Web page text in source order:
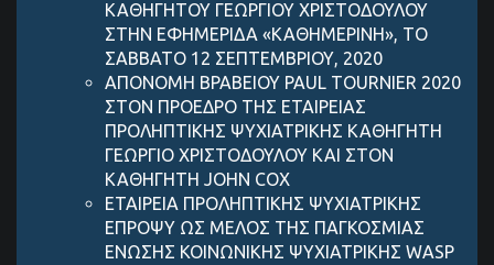
ΚΑΘΗΓΗΤΟΥ ΓΕΩΡΓΙΟΥ ΧΡΙΣΤΟΔΟΥΛΟΥ
ΣΤΗΝ ΕΦΗΜΕΡΙΔΑ «ΚΑΘΗΜΕΡΙΝΗ», ΤΟ
ΣΑΒΒΑΤΟ 12 ΣΕΠΤΕΜΒΡΙΟΥ, 2020
ΑΠΟΝΟΜΗ ΒΡΑΒΕΙΟΥ PAUL TOURNIER 2020
ΣΤΟΝ ΠΡΟΕΔΡΟ ΤΗΣ ΕΤΑΙΡΕΙΑΣ
ΠΡΟΛΗΠΤΙΚΗΣ ΨΥΧΙΑΤΡΙΚΗΣ ΚΑΘΗΓΗΤΗ
ΓΕΩΡΓΙΟ ΧΡΙΣΤΟΔΟΥΛΟΥ ΚΑΙ ΣΤΟΝ
ΚΑΘΗΓΗΤΗ JOHN COX
ΕΤΑΙΡΕΙΑ ΠΡΟΛΗΠΤΙΚΗΣ ΨΥΧΙΑΤΡΙΚΗΣ
ΕΠΡΟΨΥ ΩΣ ΜΕΛΟΣ ΤΗΣ ΠΑΓΚΟΣΜΙΑΣ
ΕΝΩΣΗΣ ΚΟΙΝΩΝΙΚΗΣ ΨΥΧΙΑΤΡΙΚΗΣ WASP